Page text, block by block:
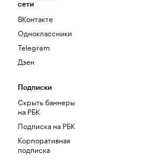
сети
ВКонтакте
Одноклассники
Telegram
Дзен
Подписки
Скрыть баннеры
на РБК
Подписка на РБК
Корпоративная
подписка